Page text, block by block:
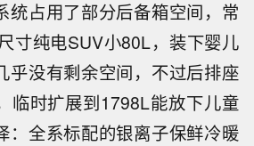
统占用了部分后备箱空间，常
寸纯电SUV小80L，装下婴儿
乎没有剩余空间，不过后排座
临时扩展到1798L能放下儿童
：全系标配的银离子保鲜冷暖